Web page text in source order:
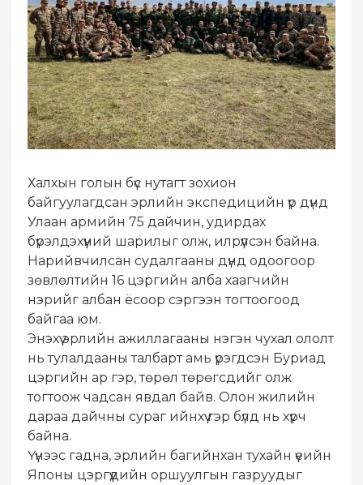
Халхын голын бүс нутагт зохион
байгуулагдсан эрлийн экспедицийн үр дүнд
Улаан армийн 75 дайчин, удирдах
бүрэлдэхүүний шарилыг олж, илрүүлсэн байна.
Нарийвчилсан судалгааны дүнд одоогоор
зөвлөлтийн 16 цэргийн алба хаагчийн
нэрийг албан ёсоор сэргээн тогтоогоод
байгаа юм.
Энэхүү эрлийн ажиллагааны нэгэн чухал ололт
нь тулалдааны талбарт амь үрэгдсэн Буриад
цэргийн ар гэр, төрөл төрөгсдийг олж
тогтоож чадсан явдал байв. Олон жилийн
дараа дайчны сураг ийнхүү гэр бүлд нь хүрч
байна.
Үүнээс гадна, эрлийн багийнхан тухайн үеийн
Японы цэргүүдийн оршуулгын газруудыг